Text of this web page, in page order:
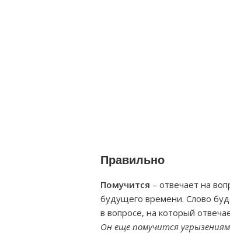
Правильно
Помучится – отвечает на
будущего времени. Слово
в вопросе, на который
Он еще помучится